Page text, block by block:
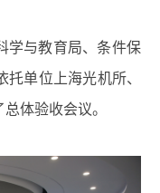
学与教育局、条件保
单位上海光机所、
总体验收会议。